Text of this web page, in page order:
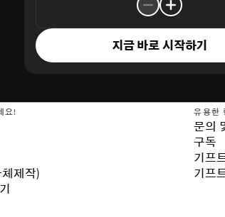
지금 바로 시작하기
요!
제작)
유용한
문의
구독
기프
기프